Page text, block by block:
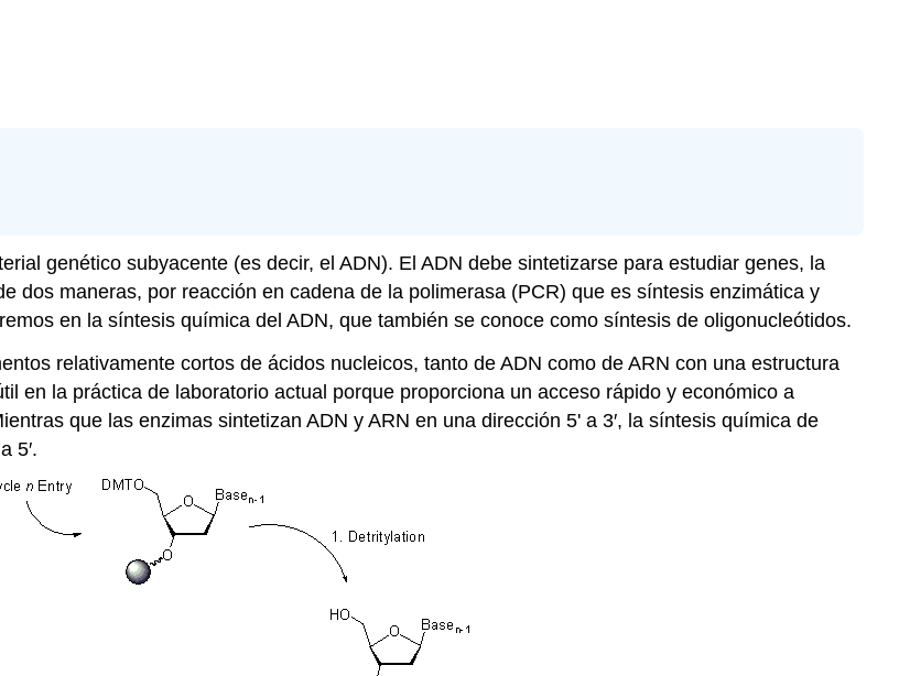
genético subyacente (es decir, el ADN). El ADN debe sintetizarse para estudiar genes, la
dos maneras, por reacción en cadena de la polimerasa (PCR) que es síntesis enzimática y
en la síntesis química del ADN, que también se conoce como síntesis de oligonucleótidos.
relativamente cortos de ácidos nucleicos, tanto de ADN como de ARN con una estructura
en la práctica de laboratorio actual porque proporciona un acceso rápido y económico a
que las enzimas sintetizan ADN y ARN en una dirección 5' a 3′, la síntesis química de
5′.